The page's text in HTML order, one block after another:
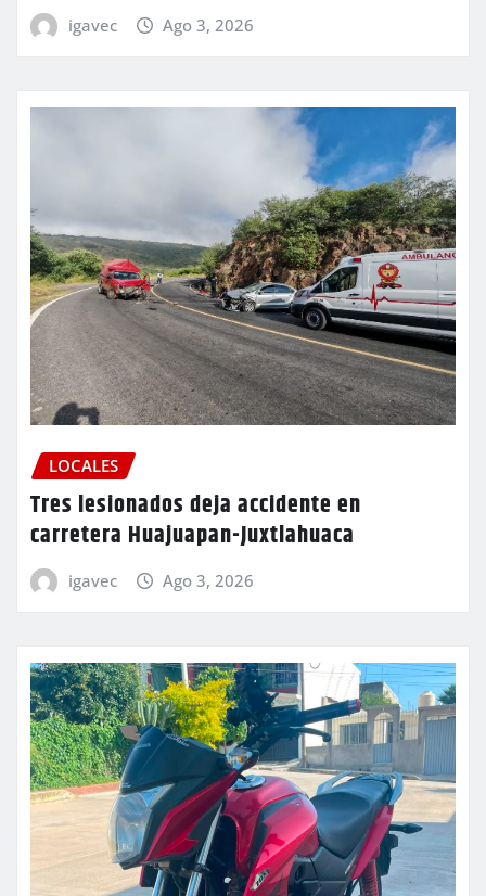
igavec Ago 3, 2026
LOCALES
Tres lesionados deja accidente en
carretera Huajuapan-Juxtlahuaca
igavec Ago 3, 2026